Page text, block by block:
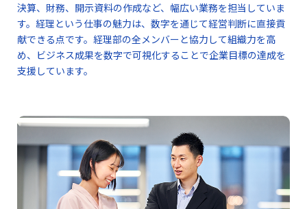
決算、財務、開示資料の作成など、幅広い業務を担当していま
す。経理という仕事の魅力は、数字を通じて経営判断に直接貢
献できる点です。経理部の全メンバーと協力して組織力を高
め、ビジネス成果を数字で可視化することで企業目標の達成を
支援しています。